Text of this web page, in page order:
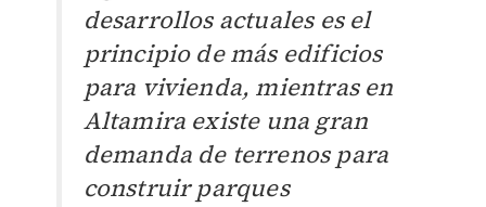
desarrollos actuales es el
principio de más edificios
para vivienda, mientras en
Altamira existe una gran
demanda de terrenos para
construir parques